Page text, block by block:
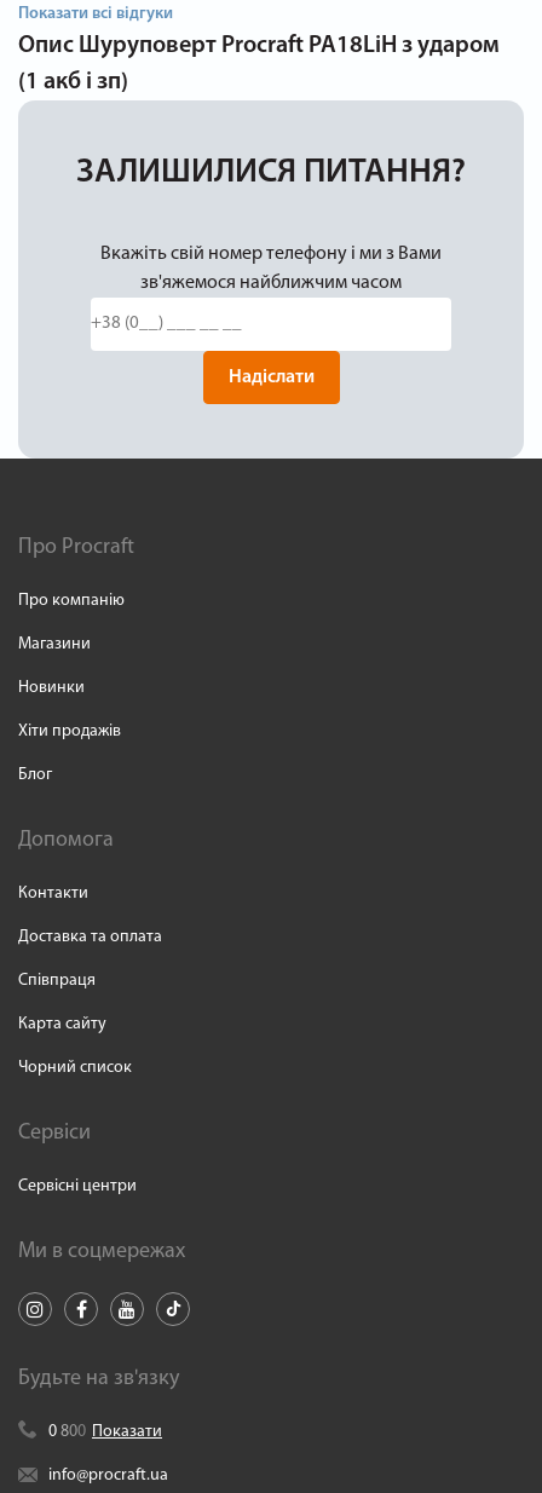
Показати всі відгуки
Опис Шуруповерт Procraft PA18LiH з ударом
(1 акб і зп)
ЗАЛИШИЛИСЯ ПИТАННЯ?
Вкажіть свій номер телефону і ми з Вами
зв'яжемося найближчим часом
Надіслати
Про Procraft
Про компанію
Магазини
Новинки
Хіти продажів
Блог
Допомога
Контакти
Доставка та оплата
Співпраця
Карта сайту
Чорний список
Сервіси
Сервісні центри
Ми в соцмережах
Будьте на зв'язку
0 800 Показати
info@procraft.ua